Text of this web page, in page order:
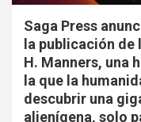
Saga Press
la publicación de
H. Manners, una
la que la
descubrir una
alienígena, solo